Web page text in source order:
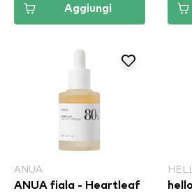
Aggiungi
ANUA
ANUA fiala - Heartleaf